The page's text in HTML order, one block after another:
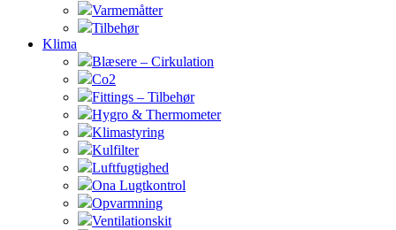
Varmemåtter
Tilbehør
Klima
Blæsere – Cirkulation
Co2
Fittings – Tilbehør
Hygro & Thermometer
Klimastyring
Kulfilter
Luftfugtighed
Ona Lugtkontrol
Opvarmning
Ventilationskit